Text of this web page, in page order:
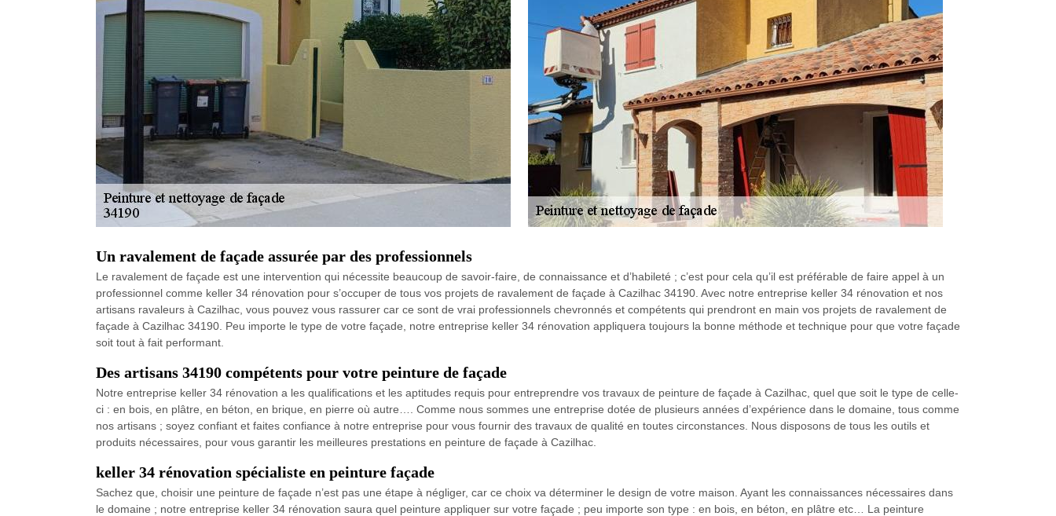
Un ravalement de façade assurée par des professionnels
Le ravalement de façade est une intervention qui nécessite beaucoup de savoir-faire, de connaissance et d’habileté ; c’est pour cela qu’il est préférable de faire appel à un
professionnel comme keller 34 rénovation pour s’occuper de tous vos projets de ravalement de façade à Cazilhac 34190. Avec notre entreprise keller 34 rénovation et nos
artisans ravaleurs à Cazilhac, vous pouvez vous rassurer car ce sont de vrai professionnels chevronnés et compétents qui prendront en main vos projets de ravalement de
façade à Cazilhac 34190. Peu importe le type de votre façade, notre entreprise keller 34 rénovation appliquera toujours la bonne méthode et technique pour que votre façade
soit tout à fait performant.
Des artisans 34190 compétents pour votre peinture de façade
Notre entreprise keller 34 rénovation a les qualifications et les aptitudes requis pour entreprendre vos travaux de peinture de façade à Cazilhac, quel que soit le type de celle-
ci : en bois, en plâtre, en béton, en brique, en pierre où autre…. Comme nous sommes une entreprise dotée de plusieurs années d’expérience dans le domaine, tous comme
nos artisans ; soyez confiant et faites confiance à notre entreprise pour vous fournir des travaux de qualité en toutes circonstances. Nous disposons de tous les outils et
produits nécessaires, pour vous garantir les meilleures prestations en peinture de façade à Cazilhac.
keller 34 rénovation spécialiste en peinture façade
Sachez que, choisir une peinture de façade n’est pas une étape à négliger, car ce choix va déterminer le design de votre maison. Ayant les connaissances nécessaires dans
le domaine ; notre entreprise keller 34 rénovation saura quel peinture appliquer sur votre façade ; peu importe son type : en bois, en béton, en plâtre etc… La peinture